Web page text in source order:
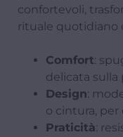
confortevoli,
rituale quotidiano
Comfort:
delicata sulla
Design:
o cintura,
Praticità: